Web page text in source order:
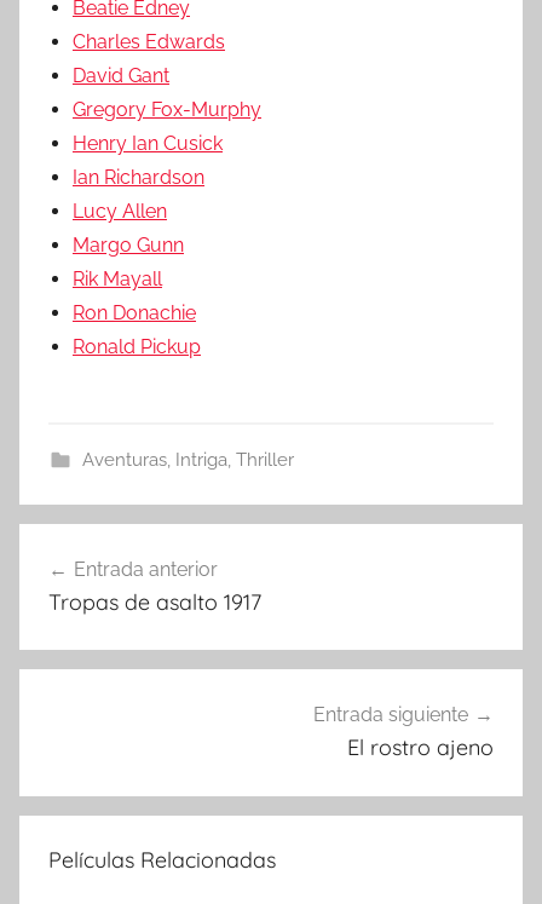
Beatie Edney
Charles Edwards
David Gant
Gregory Fox-Murphy
Henry Ian Cusick
Ian Richardson
Lucy Allen
Margo Gunn
Rik Mayall
Ron Donachie
Ronald Pickup
Aventuras, Intriga, Thriller
Navegación
de
entradas
Entrada anterior
Tropas de asalto 1917
Entrada siguiente
El rostro ajeno
Películas Relacionadas